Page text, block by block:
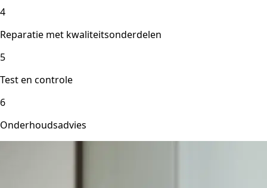
4
Reparatie met kwaliteitsonderdelen
5
Test en controle
6
Onderhoudsadvies